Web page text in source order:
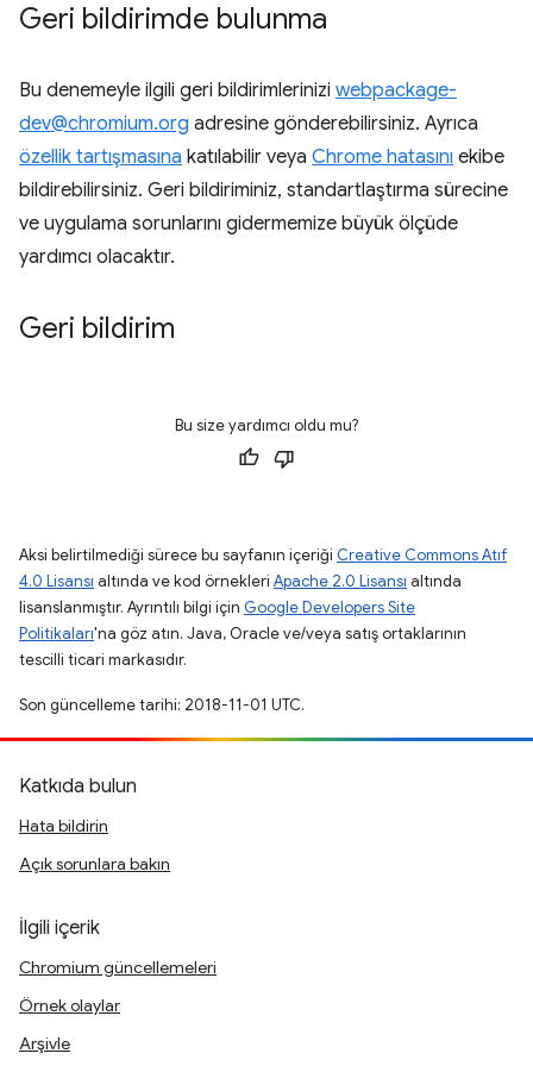
Geri bildirimde bulunma
Bu denemeyle ilgili geri bildirimlerinizi webpackage-
dev@chromium.org adresine gönderebilirsiniz. Ayrıca
özellik tartışmasına katılabilir veya Chrome hatasını ekibe
bildirebilirsiniz. Geri bildiriminiz, standartlaştırma sürecine
ve uygulama sorunlarını gidermemize büyük ölçüde
yardımcı olacaktır.
Geri bildirim
Bu size yardımcı oldu mu?
Aksi belirtilmediği sürece bu sayfanın içeriği Creative Commons Atıf
4.0 Lisansı altında ve kod örnekleri Apache 2.0 Lisansı altında
lisanslanmıştır. Ayrıntılı bilgi için Google Developers Site
Politikaları'na göz atın. Java, Oracle ve/veya satış ortaklarının
tescilli ticari markasıdır.
Son güncelleme tarihi: 2018-11-01 UTC.
Katkıda bulun
Hata bildirin
Açık sorunlara bakın
İlgili içerik
Chromium güncellemeleri
Örnek olaylar
Arşivle